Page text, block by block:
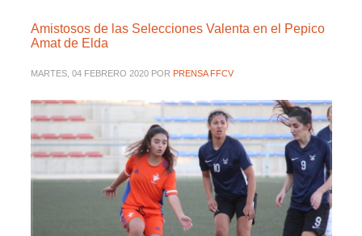
Amistosos de las Selecciones Valenta en el Pepico
Amat de Elda
MARTES, 04 FEBRERO 2020 POR PRENSA FFCV